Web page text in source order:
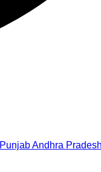
PunjabAndhra Pradesh